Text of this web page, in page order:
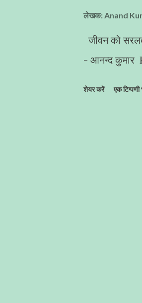
लेखक: Anand
जीवन को
- आनन्द कुमार
शेयर करें एक